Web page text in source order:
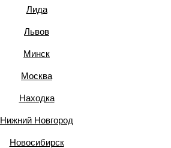
Лида
Львов
Минск
Москва
Находка
Нижний Новгород
Новосибирск